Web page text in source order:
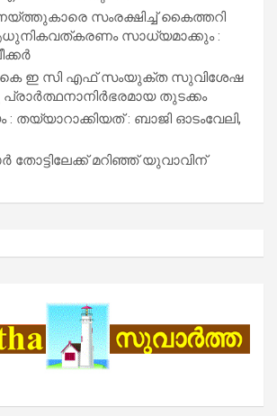
സംരക്ഷിച്ച് കൈത്തറി
സാധ്യമാക്കും :
കെ ഇ സി എഫ് സംയുക്ത സുവിശേഷ
തുടക്കം
തയ്യാറാക്കിയത് : ബാജി ഓടംവേലി,
തോട്ടിലേക്ക് മറിഞ്ഞ് യുവാവിന്